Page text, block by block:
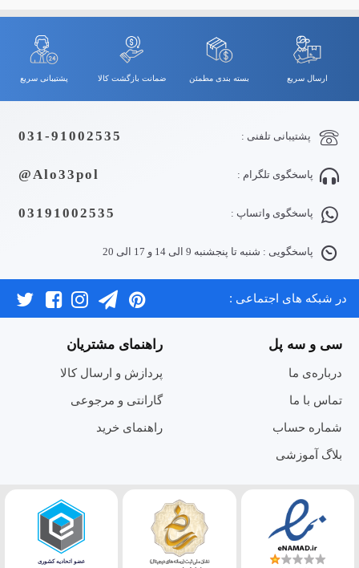
ارسال سریع بسته بندی مطمئن ضمانت بازگشت کالا پشتیبانی سریع
پشتیبانی تلفنی : 031-91002535
پاسخگوی تلگرام : Alo33pol@
پاسخگوی واتساپ : 03191002535
پاسخگویی : شنبه تا پنجشنبه 9 الی 14 و 17 الی 20
در شبکه های اجتماعی :
سی و سه پل
درباره‌ی ما
تماس با ما
شماره حساب
بلاگ آموزشی
راهنمای مشتریان
پردازش و ارسال کالا
گارانتی و مرجوعی
راهنمای خرید